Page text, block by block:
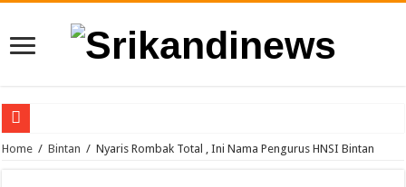
Dikeluarkan dari Grup PLN Menyapa, Srikandinews.com Pertanyakan Sikap
Home / Bintan / Nyaris Rombak Total , Ini Nama Pengurus HNSI Bintan